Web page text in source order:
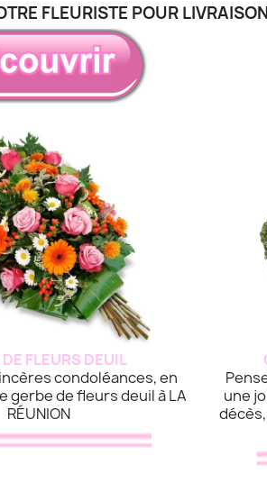
FLEURISTE POUR
FLEURS DEUIL
condoléances, en
gerbe de fleurs deuil à LA
RÉUNION
une